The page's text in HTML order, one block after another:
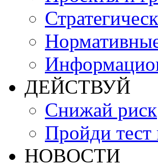
ДЕЙСТВУЙ
Снижай риск
Пройди
НОВОСТИ